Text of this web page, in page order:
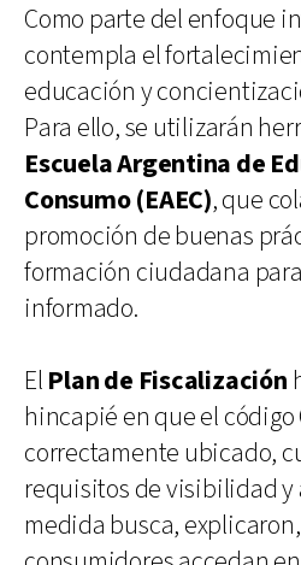
Como parte del enfoque
contempla el
educación y
Para ello, se utilizarán
Escuela Argentina de
Consumo (EAEC), que
promoción de buenas
formación ciudadana
informado.
El Plan de Fiscalización
hincapié en que el código
correctamente ubicado,
requisitos de visibilidad y
medida busca,